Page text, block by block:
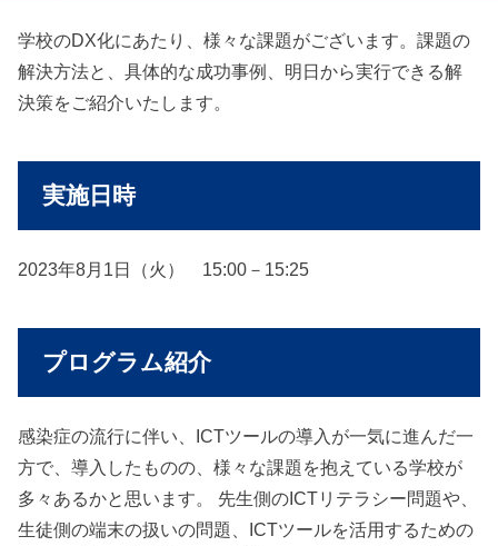
学校のDX化にあたり、様々な課題がございます。課題の
解決方法と、具体的な成功事例、明日から実行できる解
決策をご紹介いたします。
実施日時
2023年8月1日（火） 15:00－15:25
プログラム紹介
感染症の流行に伴い、ICTツールの導入が一気に進んだ一
方で、導入したものの、様々な課題を抱えている学校が
多々あるかと思います。 先生側のICTリテラシー問題や、
生徒側の端末の扱いの問題、ICTツールを活用するための